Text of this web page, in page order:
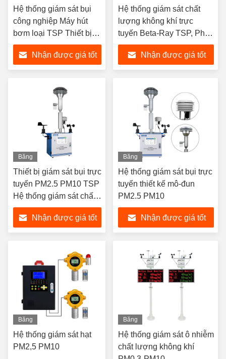
hình
Hệ thống giám sát bụi
công nghiệp Máy hút
bơm loại TSP Thiết bị
giám sát chất lượng
không khíNhận được giá tốt
hình
Hệ thống giám sát chất
lượng không khí trực
tuyến Beta-Ray TSP, Phân
tích hạt PM2.5 PM10
Nhận được giá tốt
Băng
hình
Thiết bị giám sát bụi trực
tuyến PM2.5 PM10 TSP
Hệ thống giám sát chất
lượng không khí của
Polludrone
Nhận được giá tốt
Băng
hình
Hệ thống giám sát bụi trực
tuyến thiết kế mô-đun
PM2.5 PM10
Nhận được giá tốt
Băng
hình
Hệ thống giám sát hạt
PM2,5 PM10
Băng
hình
Hệ thống giám sát ô nhiễm
chất lượng không khí